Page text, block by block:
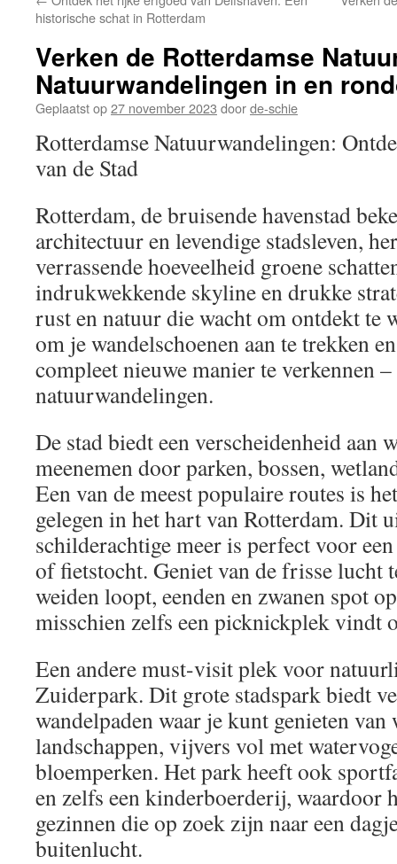
inhoud
historische schat in Rotterdam
Verken de Rotterdamse
Natuurwandelingen in en
Geplaatst op27 november 2023 doorde-schie
Rotterdamse Natuurwandelingen:
van de Stad
Rotterdam, de bruisende havenstad
architectuur en levendige stadsleven,
verrassende hoeveelheid groene
indrukwekkende skyline en drukke
rust en natuur die wacht om ontdekt te
om je wandelschoenen aan te trekken
compleet nieuwe manier te verkennen
natuurwandelingen.
De stad biedt een verscheidenheid aan
meenemen door parken, bossen,
Een van de meest populaire routes is
gelegen in het hart van Rotterdam. Dit
schilderachtige meer is perfect voor
of fietstocht. Geniet van de frisse lucht
weiden loopt, eenden en zwanen spot
misschien zelfs een picknickplek vindt
Een andere must-visit plek voor
Zuiderpark. Dit grote stadspark biedt
wandelpaden waar je kunt genieten van
landschappen, vijvers vol met
bloemperken. Het park heeft ook
en zelfs een kinderboerderij, waardoor
gezinnen die op zoek zijn naar een
buitenlucht.